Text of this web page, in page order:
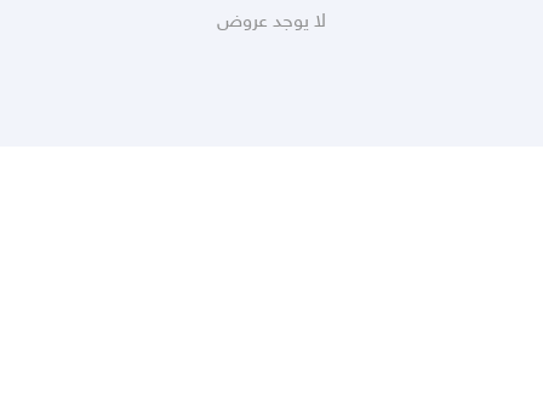
لا يوجد عروض